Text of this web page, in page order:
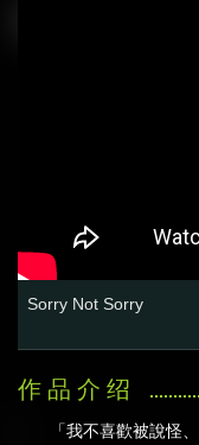
Sorry Not Sorry
「我不喜歡被說怪